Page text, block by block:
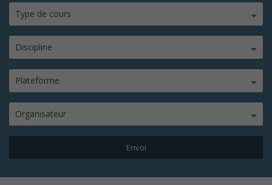
Type de cours
Discipline
Plateforme
Organisateur